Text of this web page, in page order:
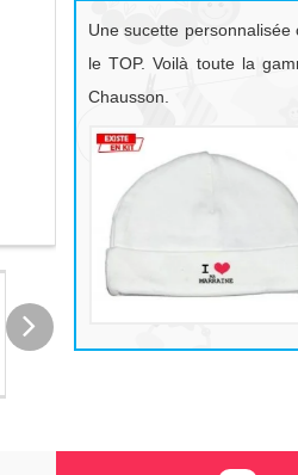
Une sucette
le TOP. Voilà toute la
Chausson.